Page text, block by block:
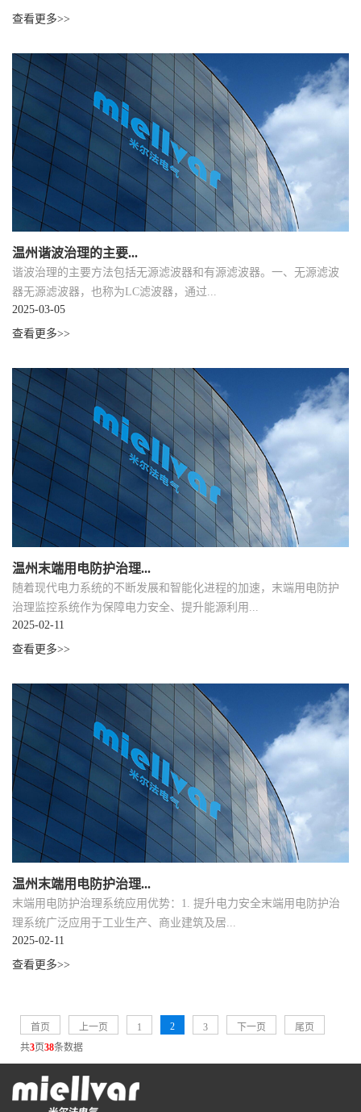
查看更多>>
温州‌谐波治理的主要...
‌谐波治理的主要方法包括无源滤波器和有源滤波器。‌‌一、无源滤波
器无源滤波器，也称为LC滤波器，通过...
2025-03-05
查看更多>>
温州末端用电防护治理...
随着现代电力系统的不断发展和智能化进程的加速，末端用电防护
治理监控系统作为保障电力安全、提升能源利用...
2025-02-11
查看更多>>
温州末端用电防护治理...
末端用电防护治理系统应用优势：1. 提升电力安全末端用电防护治
理系统广泛应用于工业生产、商业建筑及居...
2025-02-11
查看更多>>
首页 上一页 1 2 3 下一页
尾页
共3页38条数据